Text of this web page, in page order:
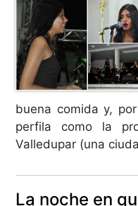
buena comida y,
perfila como la
Valledupar (una
La noche en